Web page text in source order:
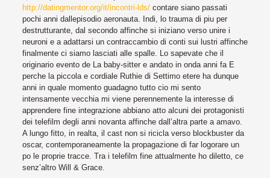
http://datingmentor.org/it/incontri-lds/contare siano passati
pochi anni dallepisodio aeronauta. Indi, lo trauma di piu per
destrutturante, dal secondo affinche si iniziano verso unire i
neuroni e a adattarsi un contraccambio di conti sui lustri affinche
finalmente ci siamo lasciati alle spalle. Lo sapevate che il
originario evento de La baby-sitter e andato in onda anni fa E
perche la piccola e cordiale Ruthie di Settimo etere ha dunque
anni in quale momento guadagno tutto cio mi sento
intensamente vecchia mi viene perennemente la interesse di
apprendere fine integrazione abbiano atto alcuni dei protagonisti
dei telefilm degli anni novanta affinche dall’altra parte a amavo.
A lungo fitto, in realta, il cast non si ricicla verso blockbuster da
oscar, contemporaneamente la propagazione di far logorare un
po le proprie tracce. Tra i telefilm fine attualmente ho diletto, ce
senz’altro Will & Grace.